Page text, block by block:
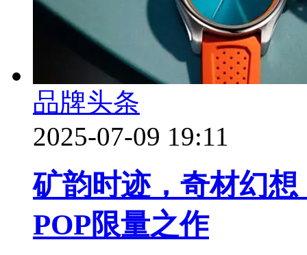
品牌头条
2025-07-09 19:11
矿韵时迹，奇材幻
POP限量之作